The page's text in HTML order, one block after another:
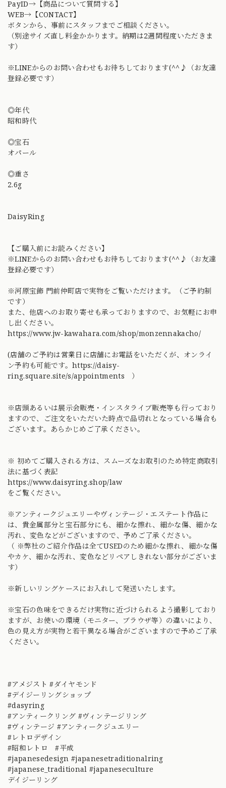
PayID→【商品について質問する】
WEB→【CONTACT】
ボタンから、事前にスタッフまでご相談ください。
（別途サイズ直し料金かかります。納期は2週間程度いただきま
す）
※LINEからのお問い合わせもお待ちしております(^^♪（お友達
登録必要です）
◎年代
昭和時代
◎宝石
オパール
◎重さ
2.6g
DaisyRing
【ご購入前にお読みください】
※LINEからのお問い合わせもお待ちしております(^^♪（お友達
登録必要です）
※河原宝飾 門前仲町店で実物をご覧いただけます。（ご予約制
です）
また、他店へのお取り寄せも承っておりますので、お気軽にお申
し出ください。
https://www.jw-kawahara.com/shop/monzennakacho/
(店舗のご予約は営業日に店舗にお電話をいただくが、オンライ
ン予約も可能です。 https://daisy-
ring.square.site/s/appointments ）
※店頭あるいは展示会販売・インスタライブ販売等も行っており
ますので、ご注文をいただいた時点で品切れとなっている場合も
ございます。あらかじめご了承ください。
※ 初めてご購入される方は、スムーズなお取引のため特定商取引
法に基づく表記
https://www.daisyring.shop/law
をご覧ください。
※アンティークジュエリーやヴィンテージ・エステート作品に
は、貴金属部分と宝石部分にも、細かな擦れ、細かな傷、細かな
汚れ、変色などがございますので、予めご了承ください。
（ ※弊社のご紹介作品は全てUSEDのため細かな擦れ、細かな傷
やカケ、細かな汚れ、変色などリペアしきれない部分がございま
す）
※新しいリングケースにお入れして発送いたします。
※宝石の色味をできるだけ実物に近づけられるよう撮影しており
ますが、お使いの環境（モニター、ブラウザ等）の違いにより、
色の見え方が実物と若干異なる場合がございますので予めご了承
ください。
#アメジスト #ダイヤモンド
#デイジーリングショップ
#dasyring
#アンティークリング #ヴィンテージリング
#ヴィンテージ #アンティークジュエリー
#レトロデザイン
#昭和レトロ #平成
#japanesedesign #japanesetraditionalring
#japanese_traditional #japaneseculture
デイジーリング